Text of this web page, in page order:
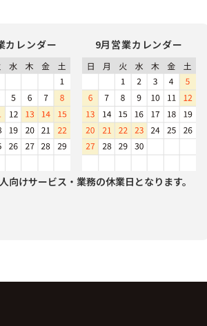
カレンダー 9月営業カレンダー
向けサービス・業務の休業日となります。